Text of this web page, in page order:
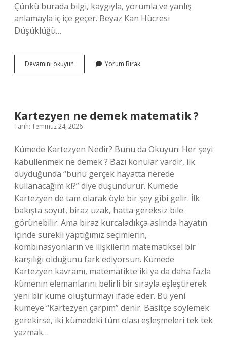
Çünkü burada bilgi, kaygıyla, yorumla ve yanlış
anlamayla iç içe geçer. Beyaz Kan Hücresi
Düşüklüğü…
Devamını okuyun
kan
olabilir
mi
Yorum Bırak
Kartezyen ne demek matematik ?
Tarih: Temmuz 24, 2026
Kümede Kartezyen Nedir? Bunu da Okuyun: Her şeyi
kabullenmek ne demek ? Bazı konular vardır, ilk
duyduğunda “bunu gerçek hayatta nerede
kullanacağım ki?” diye düşündürür. Kümede
Kartezyen de tam olarak öyle bir şey gibi gelir. İlk
bakışta soyut, biraz uzak, hatta gereksiz bile
görünebilir. Ama biraz kurcaladıkça aslında hayatın
içinde sürekli yaptığımız seçimlerin,
kombinasyonların ve ilişkilerin matematiksel bir
karşılığı olduğunu fark ediyorsun. Kümede
Kartezyen kavramı, matematikte iki ya da daha fazla
kümenin elemanlarını belirli bir sırayla eşleştirerek
yeni bir küme oluşturmayı ifade eder. Bu yeni
kümeye “Kartezyen çarpım” denir. Basitçe söylemek
gerekirse, iki kümedeki tüm olası eşleşmeleri tek tek
yazmak…